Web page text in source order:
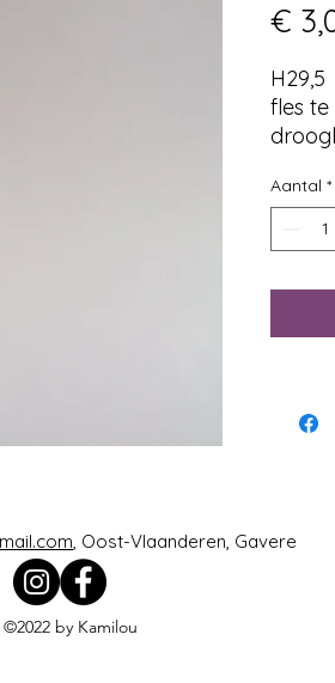
€
H29,5
fles
Aantal *
, Oost-Vlaanderen, Gavere
©2022 by Kamilou